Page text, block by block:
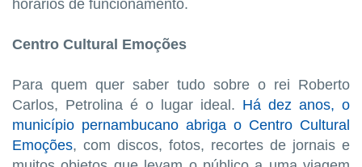
horários de funcionamento.
Centro Cultural Emoções
Para quem quer saber tudo sobre o rei Roberto
Carlos, Petrolina é o lugar ideal. Há dez anos, o
município pernambucano abriga o Centro Cultural
Emoções, com discos, fotos, recortes de jornais e